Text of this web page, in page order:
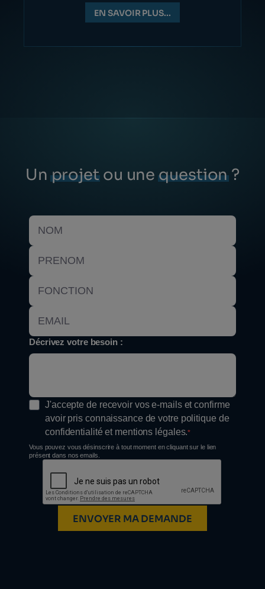
EN SAVOIR PLUS...
Unprojetou unequestion?
Décrivez votre besoin :
J'accepte de recevoir vos e-mails et confirme
avoir pris connaissance de votre politique de
confidentialité et mentions légales.
Vous pouvez vous désinscrire à tout moment en cliquant sur le lien
présent dans nos emails.
ENVOYER MA DEMANDE